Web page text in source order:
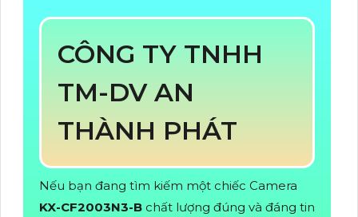
CÔNG TY TNHH
TM-DV AN
THÀNH PHÁT
Nếu bạn đang tìm kiếm một chiếc Camera
KX-CF2003N3-B chất lượng đúng và đáng tin